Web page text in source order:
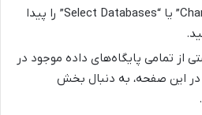
گزینه “Change Databases” یا “Select Databases” را پیدا
از تمامی پایگاه‌های داده موجود در
این صفحه، به دنبال بخش